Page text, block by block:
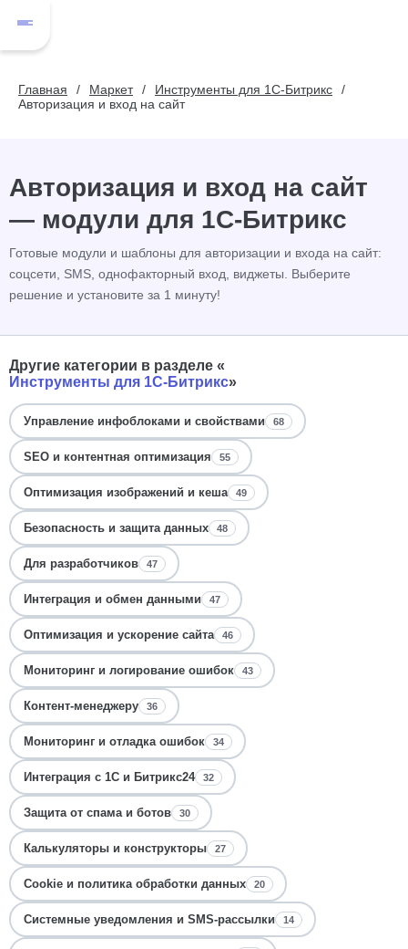
Главная Маркет
Инструменты для 1С-Битрикс
Авторизация и вход на сайт
Авторизация и вход на сайт
— модули для 1С-Битрикс
Готовые модули и шаблоны для авторизации и входа на сайт:
соцсети, SMS, однофакторный вход, виджеты. Выберите
решение и установите за 1 минуту!
Другие категории в разделе «
Инструменты для 1С-Битрикс»
Управление инфоблоками и свойствами 68
SEO и контентная оптимизация 55
Оптимизация изображений и кеша 49
Безопасность и защита данных 48
Для разработчиков 47
Интеграция и обмен данными 47
Оптимизация и ускорение сайта 46
Мониторинг и логирование ошибок 43
Контент-менеджеру 36
Мониторинг и отладка ошибок 34
Интеграция с 1С и Битрикс24 32
Защита от спама и ботов 30
Калькуляторы и конструкторы 27
Cookie и политика обработки данных 20
Системные уведомления и SMS-рассылки 14